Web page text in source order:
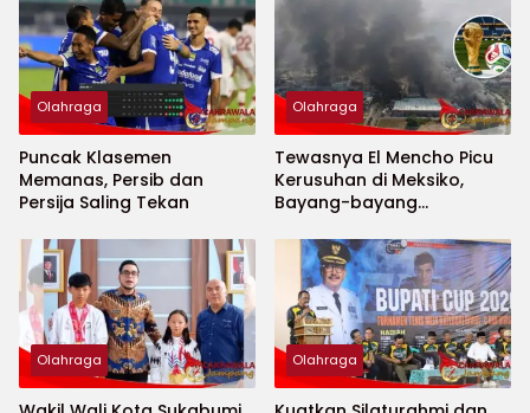
Olahraga
Puncak Klasemen
Memanas, Persib dan
Persija Saling Tekan
Olahraga
Tewasnya El Mencho Picu
Kerusuhan di Meksiko,
Bayang-bayang
2026 Menguat
Olahraga Olahraga